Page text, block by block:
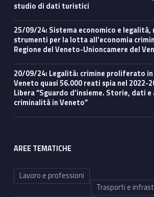
studio di dati turistici
25/09/24: Sistema economico e legalità, regole e
strumenti per la lotta all’economia
Regione del Veneto-Unioncamere del
20/09/24: Legalità: crimine proliferato in pandemia, in
Veneto quasi 56.000 reati spia nel 2022-
Libera “Sguardo d’insieme. Storie, dati
criminalità in Veneto”
AREE TEMATICHE
Lavoro e professioni
Trasporti e